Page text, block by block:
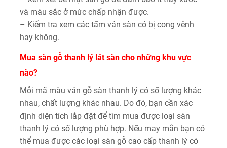
và màu sắc ở mức chấp nhận được.
– Kiểm tra xem các tấm ván sàn có bị cong vênh
hay không.
Mua sàn gỗ thanh lý lát sàn cho những khu vực
nào?
Mỗi mã màu ván gỗ sàn thanh lý có số lượng khác
nhau, chất lượng khác nhau. Do đó, bạn cần xác
định diện tích lắp đặt để tìm mua được loại sàn
thanh lý có số lượng phù hợp. Nếu may mắn bạn có
thể mua được các loại sàn gỗ cao cấp thanh lý có